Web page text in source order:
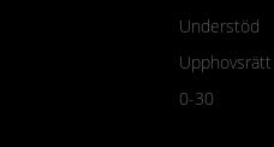
Understöd
Upphovsrätt
0-30